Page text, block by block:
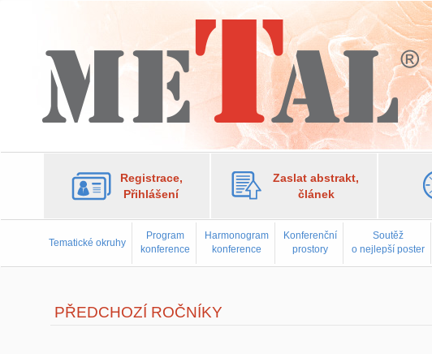
Registrace,
Přihlášení
Zaslat abstrakt,
článek
Tematické okruhy
Program
konference
Harmonogram
konference
Konferenční
prostory
Soutěž
o nejlepší poster
PŘEDCHOZÍ ROČNÍKY